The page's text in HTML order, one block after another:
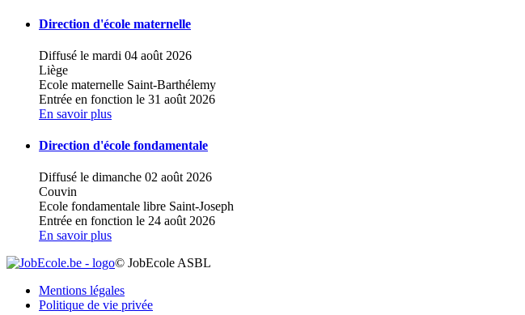
Direction d'école maternelle
Diffusé le mardi 04 août 2026
Liège
Ecole maternelle Saint-Barthélemy
Entrée en fonction le 31 août 2026
En savoir plus
Direction d'école fondamentale
Diffusé le dimanche 02 août 2026
Couvin
Ecole fondamentale libre Saint-Joseph
Entrée en fonction le 24 août 2026
En savoir plus
© JobEcole ASBL
Mentions légales
Politique de vie privée